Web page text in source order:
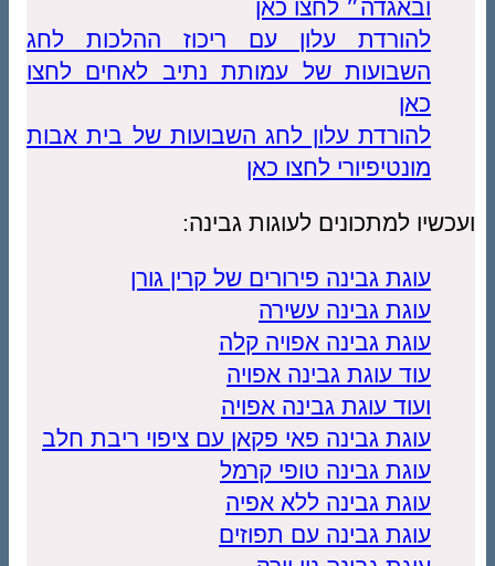
ובאגדה״ לחצו כאן
להורדת עלון עם ריכוז ההלכות לחג
השבועות של עמותת נתיב לאחים לחצו
כאן
להורדת עלון לחג השבועות של בית אבות
מונטיפיורי לחצו כאן
ועכשיו למתכונים לעוגות גבינה:
עוגת גבינה פירורים של קרין גורן
עוגת גבינה עשירה
עוגת גבינה אפויה קלה
עוד עוגת גבינה אפויה
ועוד עוגת גבינה אפויה
עוגת גבינה פאי פקאן עם ציפוי ריבת חלב
עוגת גבינה טופי קרמל
עוגת גבינה ללא אפיה
עוגת גבינה עם תפוזים